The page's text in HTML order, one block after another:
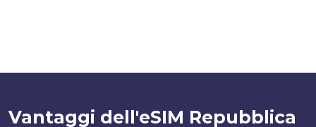
Vantaggi dell'eSIM Repubblica